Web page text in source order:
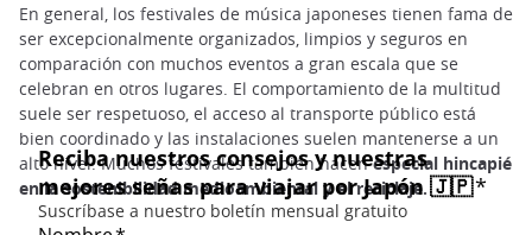
En general, los festivales de música japoneses tienen fama de
ser excepcionalmente organizados, limpios y seguros en
comparación con muchos eventos a gran escala que se
celebran en otros lugares. El comportamiento de la multitud
suele ser respetuoso, el acceso al transporte público está
bien coordinado y las instalaciones suelen mantenerse a un
alto nivel. Muchos festivales también hacenespecial hincapié
en la sostenibilidad medioambiental y el reciclaje.